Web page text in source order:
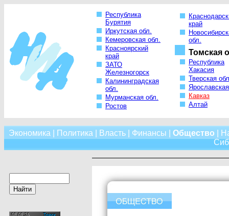
Республика
Бурятия
Иркутская обл.
Кемеровская обл.
Красноярский
край
ЗАТО
Железногорск
Калининградская
обл.
Мурманская обл.
Ростов
край
обл.
Томская
Республика
Хакасия
Тверская
Кавказ
Алтай
Экономика Политика Власть| Финансы Общество